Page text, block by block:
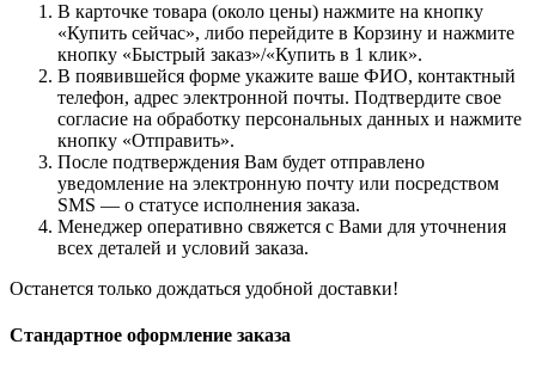
В карточке товара (около цены) нажмите на кнопку
«Купить сейчас», либо перейдите в Корзину и нажмите
кнопку «Быстрый заказ»/«Купить в 1 клик».
В появившейся форме укажите ваше ФИО, контактный
телефон, адрес электронной почты. Подтвердите свое
согласие на обработку персональных данных и нажмите
кнопку «Отправить».
После подтверждения Вам будет отправлено
уведомление на электронную почту или посредством
SMS — о статусе исполнения заказа.
Менеджер оперативно свяжется с Вами для уточнения
всех деталей и условий заказа.
Останется только дождаться удобной доставки!
Стандартное оформление заказа